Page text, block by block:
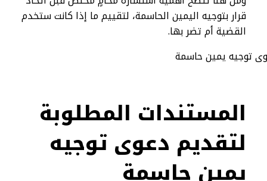
قرار بتوجيه اليمين الحاسمة، لتقييم ما إذا كانت ستخدم
القضية أم تضر بها.
المستندات المطلوبة
لتقديم دعوى توجيه
يمين حاسمة